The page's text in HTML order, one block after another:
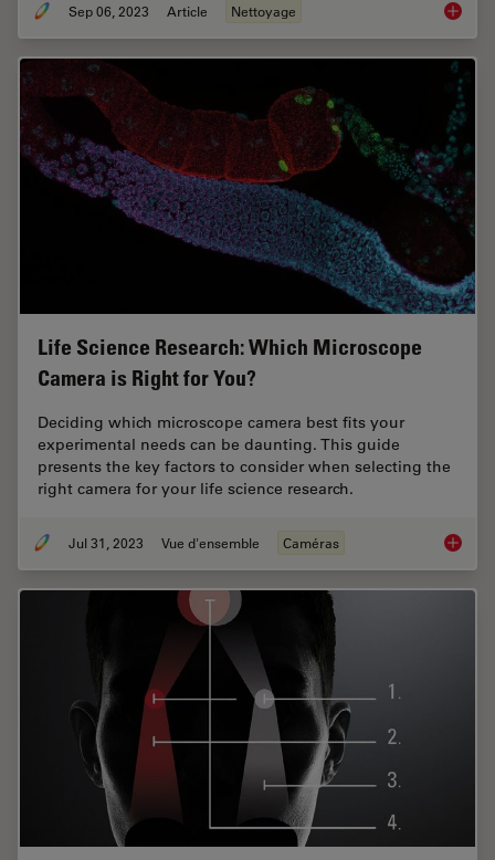
Sep 06, 2023 Article Nettoyage ISO
Life Science Research: Which Microscope
Camera is Right for You?
Deciding which microscope camera best fits your
experimental needs can be daunting. This guide
presents the key factors to consider when selecting the
right camera for your life science research.
Jul 31, 2023 Vue d'ensemble Caméras Life